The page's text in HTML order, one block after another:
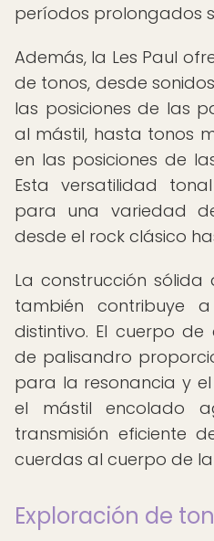
períodos prolongados
Además, la Les Paul
de tonos, desde
las posiciones de las
al mástil, hasta tonos
en las posiciones de
Esta versatilidad
para una variedad
desde el rock clásico
La construcción sólida
también contribuye
distintivo. El cuerpo
de palisandro
para la resonancia y
el mástil encolado
transmisión eficiente
cuerdas al cuerpo de
Exploración de